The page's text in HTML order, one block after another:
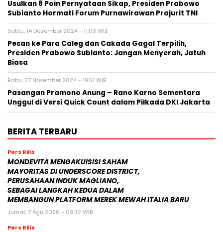
Usulkan 8 Poin Pernyataan Sikap, Presiden Prabowo
Subianto Hormati Forum Purnawirawan Prajurit TNI
Sabtu, 14 Desember 2024 - 11:03 WIB
Pesan ke Para Caleg dan Cakada Gagal Terpilih,
Presiden Prabowo Subianto: Jangan Menyerah, Jatuh
Biasa
Rabu, 27 November 2024 - 19:51 WIB
Pasangan Pramono Anung – Rano Karno Sementara
Unggul di Versi Quick Count dalam Pilkada DKI Jakarta
BERITA TERBARU
Pers Rilis
MONDEVITA MENGAKUISISI SAHAM
MAYORITAS DI UNDERSCORE DISTRICT,
PERUSAHAAN INDUK MAGLIANO,
SEBAGAI LANGKAH KEDUA DALAM
MEMBANGUN PLATFORM MEREK MEWAH ITALIA BARU
Jumat, 7 Agu 2026 - 09:32 WIB
Pers Rilis